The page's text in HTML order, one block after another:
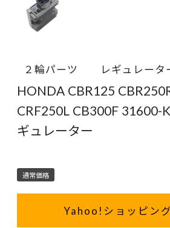
２輪パーツ レギュレータ
HONDA CBR125
CRF250L CB300F 31600-
ギュレーター
通常価格
Yahoo!ショッピン